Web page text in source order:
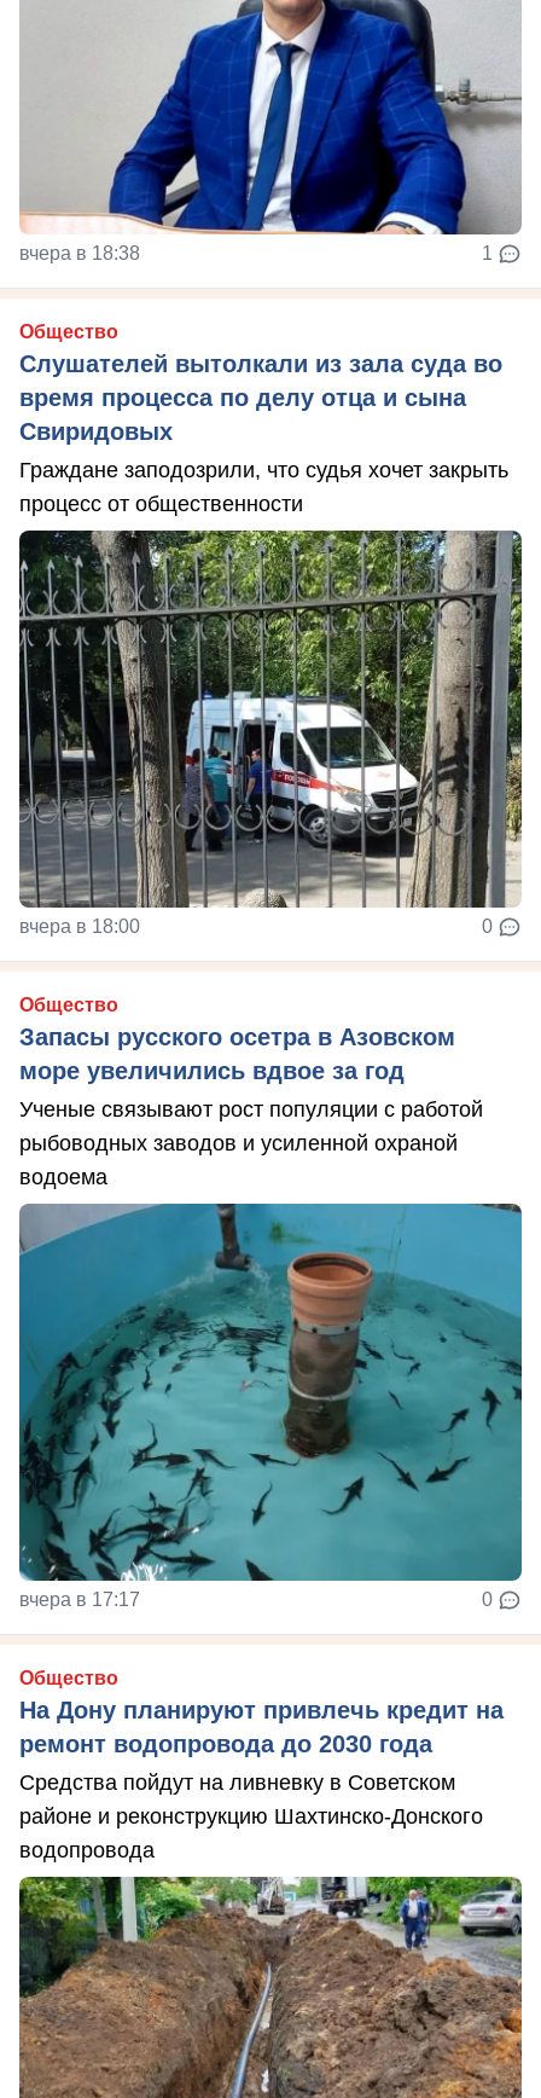
вчера в 18:38 1
Общество
Слушателей вытолкали из зала суда во
время процесса по делу отца и сына
Свиридовых
Граждане заподозрили, что судья хочет закрыть
процесс от общественности
вчера в 18:00 0
Общество
Запасы русского осетра в Азовском
море увеличились вдвое за год
Ученые связывают рост популяции с работой
рыбоводных заводов и усиленной охраной
водоема
вчера в 17:17 0
Общество
На Дону планируют привлечь кредит на
ремонт водопровода до 2030 года
Средства пойдут на ливневку в Советском
районе и реконструкцию Шахтинско-Донского
водопровода